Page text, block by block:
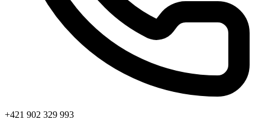
+421 902 329 993